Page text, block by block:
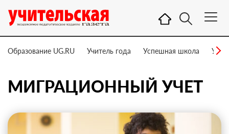
Образование UG.RU Учитель года Успешная школа
МИГРАЦИОННЫЙ УЧЕТ